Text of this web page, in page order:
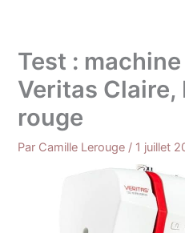
Test :
Veritas Claire,
rouge
Par Camille Lerouge / 1 juillet